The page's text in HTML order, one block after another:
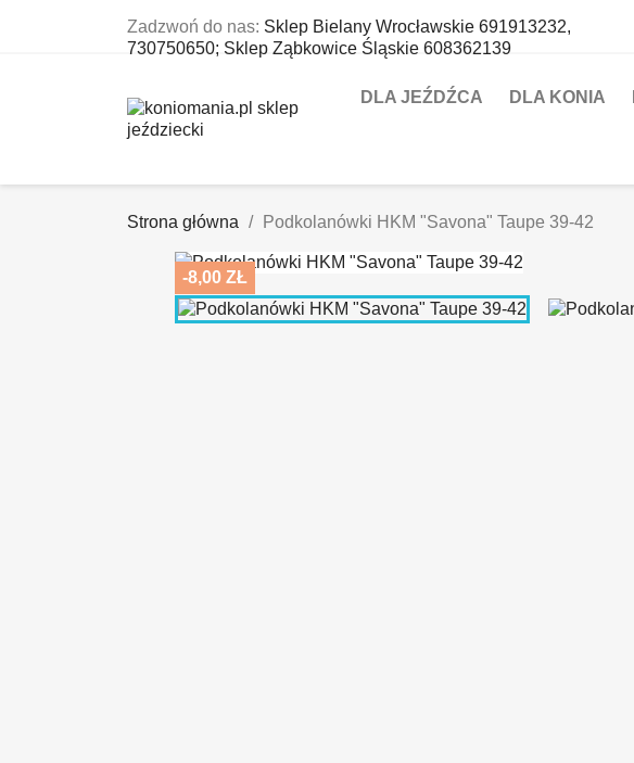
Zadzwoń do nas: Sklep Bielany Wrocławskie 691913232,
730750650; Sklep Ząbkowice Śląskie 608362139
DLA JEŹDŹCA DLA KONIA
Strona główna Podkolanówki HKM "Savona" Taupe 39-42
-8,00 ZŁ